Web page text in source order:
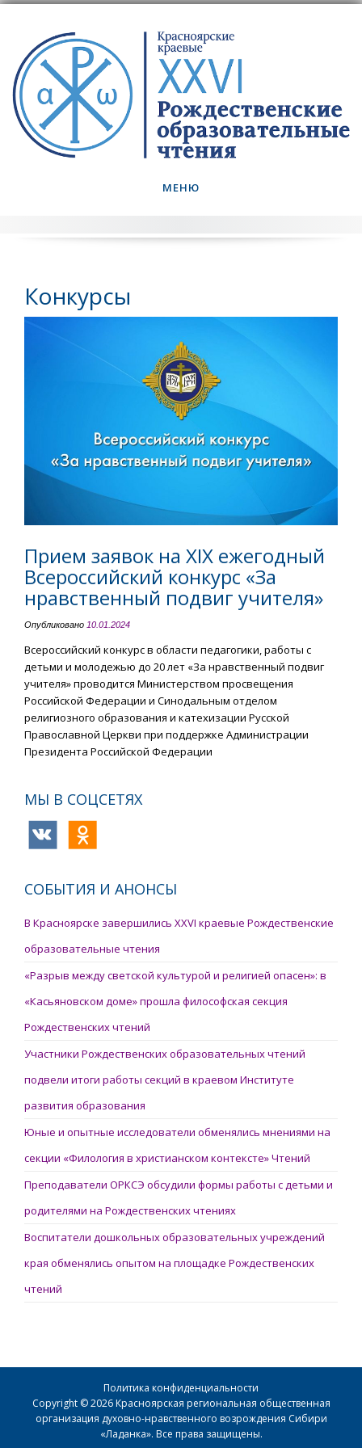
content
МЕНЮ
Конкурсы
Прием заявок на XIX ежегодный
Всероссийский конкурс «За
нравственный подвиг учителя»
Опубликовано 10.01.2024
Всероссийский конкурс в области педагогики, работы с
детьми и молодежью до 20 лет «За нравственный подвиг
учителя» проводится Министерством просвещения
Российской Федерации и Синодальным отделом
религиозного образования и катехизации Русской
Православной Церкви при поддержке Администрации
Президента Российской Федерации
МЫ В СОЦСЕТЯХ
СОБЫТИЯ И АНОНСЫ
В Красноярске завершились XXVI краевые Рождественские
образовательные чтения
«Разрыв между светской культурой и религией опасен»: в
«Касьяновском доме» прошла философская секция
Рождественских чтений
Участники Рождественских образовательных чтений
подвели итоги работы секций в краевом Институте
развития образования
Юные и опытные исследователи обменялись мнениями на
секции «Филология в христианском контексте» Чтений
Преподаватели ОРКСЭ обсудили формы работы с детьми и
родителями на Рождественских чтениях
Воспитатели дошкольных образовательных учреждений
края обменялись опытом на площадке Рождественских
чтений
Политика конфиденциальности
Copyright © 2026 Красноярская региональная общественная
организация духовно-нравственного возрождения Сибири
«Ладанка». Все права защищены.